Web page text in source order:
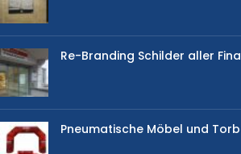
Re-Branding Schilder aller
Pneumatische Möbel und